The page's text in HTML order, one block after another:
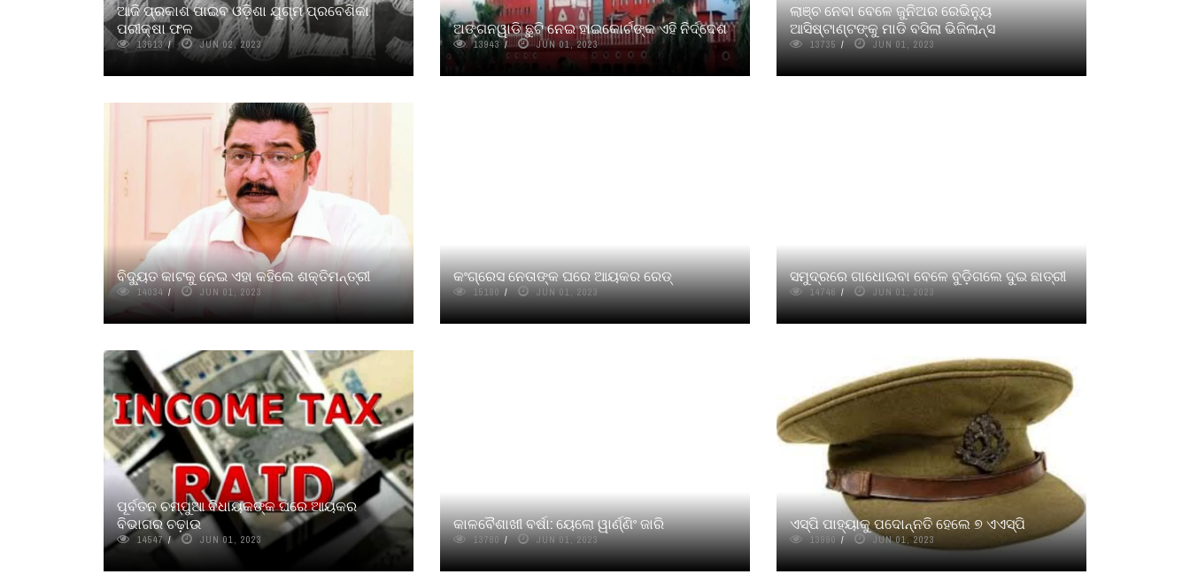
ଆଜି ପ୍ରକାଶ ପାଇବ ଓଡ଼ିଶା ଯୁଗ୍ମ ପ୍ରବେଶିକା
ପରୀକ୍ଷା ଫଳ
13613 JUN 02, 2023
ଅଙ୍ଗନୱାଡି ଛୁଟି ନେଇ ହାଇକୋର୍ଟଙ୍କ ଏହି ନିର୍ଦ୍ଦେଶ
13943 JUN 01, 2023
ଲାଞ୍ଚ ନେବା ବେଳେ ଜୁନିଅର ରେଭିନ୍ୟୁ
ଆସିଷ୍ଟାଣ୍ଟଙ୍କୁ ମାଡି ବସିଲା ଭିଜିଲାନ୍ସ
13735 JUN 01, 2023
ବିଦ୍ୟୁତ କାଟକୁ ନେଇ ଏହା କହିଲେ ଶକ୍ତିମନ୍ତ୍ରୀ
14034 JUN 01, 2023
କଂଗ୍ରେସ ନେତାଙ୍କ ଘରେ ଆୟକର ରେଡ୍‌
15180 JUN 01, 2023
ସମୁଦ୍ରରେ ଗାଧୋଇବା ବେଳେ ବୁଡ଼ିଗଲେ ଦୁଇ ଛାତ୍ରୀ
14746 JUN 01, 2023
ପୂର୍ବତନ ଚମ୍ପୁଆ ବିଧାୟକଙ୍କ ଘରେ ଆୟକର
ବିଭାଗର ଚଢ଼ାଉ
14547 JUN 01, 2023
କାଳବୈଶାଖୀ ବର୍ଷା: ୟେଲୋ ୱାର୍ଣ୍ଣିଂ ଜାରି
13780 JUN 01, 2023
ଏସ୍‌ପି ପାହ୍ୟାକୁ ପଦୋନ୍ନତି ହେଲେ ୭ ଏଏସ୍‌ପି
13990 JUN 01, 2023